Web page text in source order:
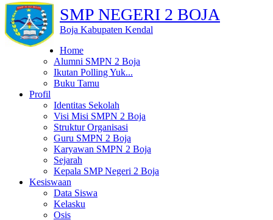
SMP NEGERI 2 BOJA
Boja Kabupaten Kendal
Home
Alumni SMPN 2 Boja
Ikutan Polling Yuk...
Buku Tamu
Profil
Identitas Sekolah
Visi Misi SMPN 2 Boja
Struktur Organisasi
Guru SMPN 2 Boja
Karyawan SMPN 2 Boja
Sejarah
Kepala SMP Negeri 2 Boja
Kesiswaan
Data Siswa
Kelasku
Osis